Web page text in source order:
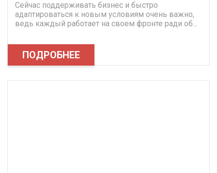
Сейчас поддерживать бизнес и быстро
адаптироваться к новым условиям очень важно,
ведь каждый работает на своем фронте ради об...
ПОДРОБНЕЕ